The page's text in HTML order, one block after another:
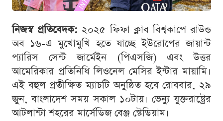
নিজস্ব প্রতিবেদক: ২০২৫ ফিফা ক্লাব বিশ্বকাপে রাউন্ড
অব ১৬-এ মুখোমুখি হতে যাচ্ছে ইউরোপের জায়ান্ট
প্যারিস সেন্ট জার্মেইন (পিএসজি) এবং উত্তর
আমেরিকার প্রতিনিধি লিওনেল মেসির ইন্টার মায়ামি।
এই বহুল প্রতীক্ষিত ম্যাচটি অনুষ্ঠিত হবে রোববার, ২৯
জুন, বাংলাদেশ সময় সকাল ১০টায়। ভেন্যু যুক্তরাষ্ট্রের
আটলান্টা শহরের মার্সেডিজ বেঞ্জ স্টেডিয়াম।